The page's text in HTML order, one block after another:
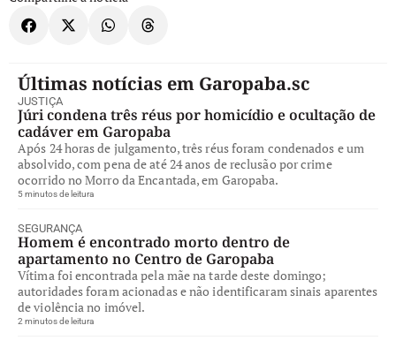
Últimas notícias em Garopaba.sc
JUSTIÇA
Júri condena três réus por homicídio e ocultação de
cadáver em Garopaba
Após 24 horas de julgamento, três réus foram condenados e um
absolvido, com pena de até 24 anos de reclusão por crime
ocorrido no Morro da Encantada, em Garopaba.
5 minutos de leitura
SEGURANÇA
Homem é encontrado morto dentro de
apartamento no Centro de Garopaba
Vítima foi encontrada pela mãe na tarde deste domingo;
autoridades foram acionadas e não identificaram sinais aparentes
de violência no imóvel.
2 minutos de leitura